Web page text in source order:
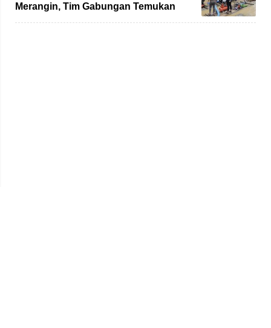
Merangin, Tim Gabungan Temukan
Empat Rakit yang Ditinggalkan